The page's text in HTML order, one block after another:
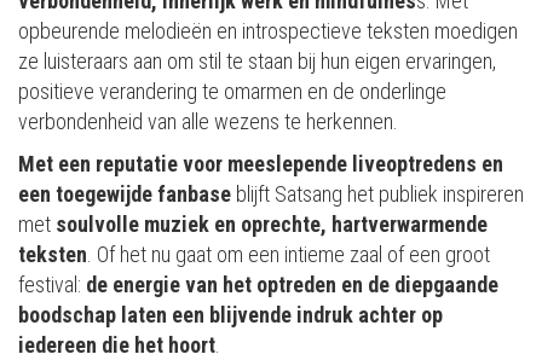
opbeurende melodieën en introspectieve teksten moedigen
ze luisteraars aan om stil te staan bij hun eigen ervaringen,
positieve verandering te omarmen en de onderlinge
verbondenheid van alle wezens te herkennen.
Met een reputatie voor meeslepende liveoptredens en
een toegewijde fanbase blijft Satsang het publiek inspireren
met soulvolle muziek en oprechte, hartverwarmende
teksten. Of het nu gaat om een intieme zaal of een groot
festival: de energie van het optreden en de diepgaande
boodschap laten een blijvende indruk achter op
iedereen die het hoort.